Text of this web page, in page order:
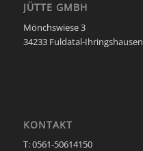
JÜTTE GMBH
Mönchswiese 3
34233 Fuldatal-Ihringshausen
KONTAKT
T: 0561-50614150